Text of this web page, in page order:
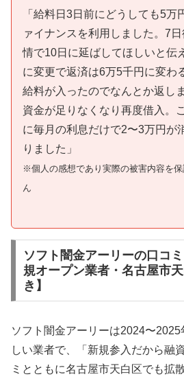
「給料日3日前にどうしても5万
ァイナンスを利用しました。7
情で10日に延ばしてほしいと伝
に変更で返済は6万5千円に変わ
給料が入ったのでなんとか返し
資金が足りなくなり再度借入。
に毎月の利息だけで2〜3万円が
りました」
※個人の感想であり実際の被害内容を
ん
ソフト闇金アーリーの口コ
規オープン業者・名古屋市
き】
ソフト闇金アーリーは2024〜
しい業者で、「新規参入だから融
ミとともに名古屋市天白区でも拡